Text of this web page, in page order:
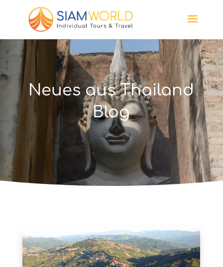
Neues aus Thailand
Blog